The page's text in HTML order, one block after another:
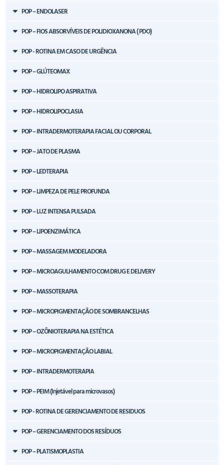
POP – ENDOLASER
POP – FIOS ABSORVÍVEIS DE POLIDIOXANONA ( PDO)
POP - ROTINA EM CASO DE URGÊNCIA
POP – GLÚTEOMAX
POP – HIDROLIPO ASPIRATIVA
POP – HIDROLIPOCLASIA
POP – INTRADERMOTERAPIA FACIAL OU CORPORAL
POP – JATO DE PLASMA
POP – LEDTERAPIA
POP – LIMPEZA DE PELE PROFUNDA
POP – LUZ INTENSA PULSADA
POP – LIPOENZIMÁTICA
POP – MASSAGEM MODELADORA
POP – MICROAGULHAMENTO COM DRUG E DELIVERY
POP – MASSOTERAPIA
POP – MICROPIGMENTAÇÃO DE SOMBRANCELHAS
POP – OZÔNIOTERAPIA NA ESTÉTICA
POP – MICROPIGMENTAÇÃO LABIAL
POP – INTRADERMOTERAPIA
POP – PEIM (Injetável para microvasos)
POP - ROTINA DE GERENCIAMENTO DE RESIDUOS
POP – GERENCIAMENTO DOS RESÍDUOS
POP – PLATISMOPLASTIA